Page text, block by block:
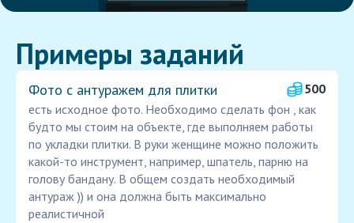
Примеры заданий
Фото с антуражем для плитки
500
есть исходное фото. Необходимо сделать фон , как
будто мы стоим на объекте, где выполняем работы
по укладки плитки. В руки женщине можно положить
какой-то инструмент, например, шпатель, парню на
голову бандану. В общем создать необходимый
антураж )) и она должна быть максимально
реалистичной